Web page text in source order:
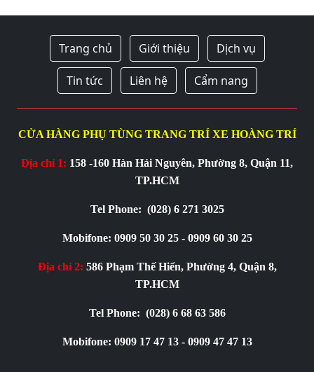
Trang chủ Giới thiệu Dịch vụ
Tin tức Liên hệ Cẩm nang
CỬA HÀNG PHỤ TÙNG TRANG TRÍ XE HOÀNG TRÍ
Địa chỉ 1: 158 -160 Hàn Hải Nguyên, Phường 8, Quận 11,
TP.HCM
Tel Phone: (028) 6 271 3025
Mobifone: 0909 50 30 25 - 0909 60 30 25
Địa chỉ 2: 586 Phạm Thế Hiển, Phường 4, Quận 8,
TP.HCM
Tel Phone: (028) 6 68 63 586
Mobifone: 0909 17 47 13 - 0909 47 47 13